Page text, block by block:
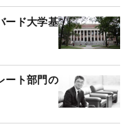
ード大学基
ート部門の